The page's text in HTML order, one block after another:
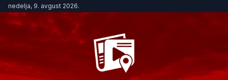
nedelja, 9. avgust 2026.